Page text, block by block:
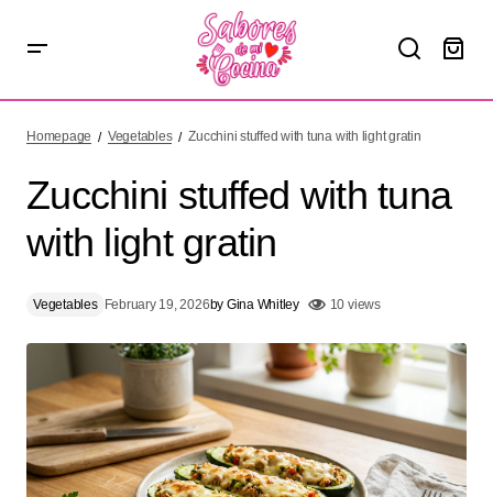
Homepage Vegetables Zucchini stuffed with tuna with light gratin
Zucchini stuffed with tuna
with light gratin
Vegetables February 19, 2026by Gina Whitley 10 views